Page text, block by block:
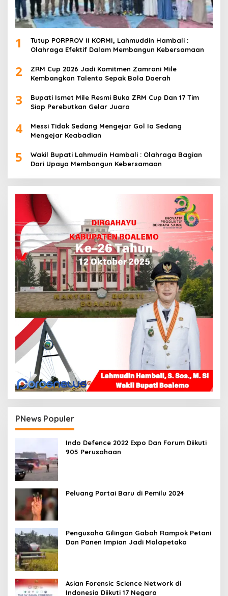
1
Tutup PORPROV II KORMI, Lahmuddin Hambali :
Olahraga Efektif Dalam Membangun Kebersamaan
2
ZRM Cup 2026 Jadi Komitmen Zamroni Mile
Kembangkan Talenta Sepak Bola Daerah
3
Bupati Ismet Mile Resmi Buka ZRM Cup Dan 17 Tim
Siap Perebutkan Gelar Juara
4
Messi Tidak Sedang Mengejar Gol Ia Sedang
Mengejar Keabadian
5
Wakil Bupati Lahmudin Hambali : Olahraga Bagian
Dari Upaya Membangun Kebersamaan
PNews Populer
Indo Defence 2022 Expo Dan Forum Diikuti
905 Perusahaan
Peluang Partai Baru di Pemilu 2024
Pengusaha Gilingan Gabah Rampok Petani
Dan Panen Impian Jadi Malapetaka
Asian Forensic Science Network di
Indonesia Diikuti 17 Negara